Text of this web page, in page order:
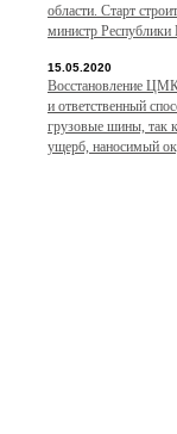
области. Старт
министр Республики
15.05.2020
Восстановление
и ответственный
грузовые шины, так
ущерб, наносимый